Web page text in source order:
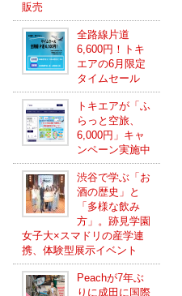
販売
全路線片道
6,600円！トキ
エアの6月限定
タイムセール
トキエアが「ふ
らっと空旅、
6,000円」キャ
ンペーン実施中
渋谷で学ぶ「お
酒の歴史」と
「多様な飲み
方」。跡見学園
女子大×スマドリの産学連
携、体験型展示イベント
Peachが7年ぶ
りに成田に国際